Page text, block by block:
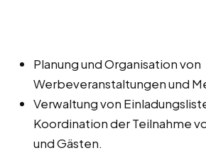
Planung und Organisation von
Werbeveranstaltungen und
Verwaltung von
Koordination der Teilnahme
und Gästen.